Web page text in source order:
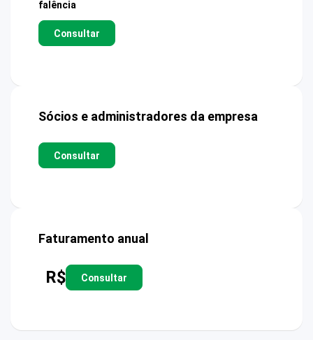
falência
Consultar
Sócios e administradores da empresa
Consultar
Faturamento anual
R$ Consultar